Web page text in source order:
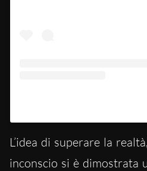
L’idea di superare la
inconscio si è dimostrata